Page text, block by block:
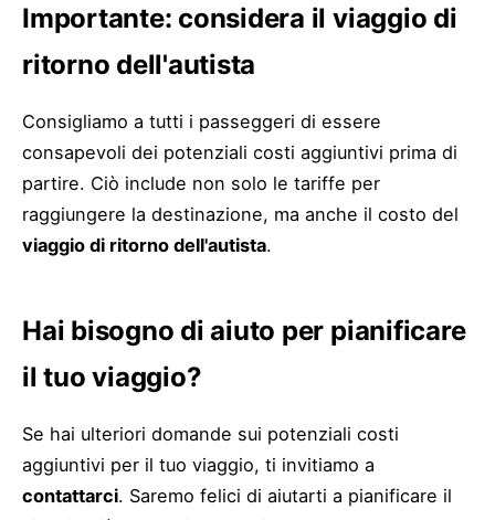
Importante: considera il viaggio di
ritorno dell'autista
Consigliamo a tutti i passeggeri di essere
consapevoli dei potenziali costi aggiuntivi prima di
partire. Ciò include non solo le tariffe per
raggiungere la destinazione, ma anche il costo del
viaggio di ritorno dell'autista.
Hai bisogno di aiuto per pianificare
il tuo viaggio?
Se hai ulteriori domande sui potenziali costi
aggiuntivi per il tuo viaggio, ti invitiamo a
contattarci. Saremo felici di aiutarti a pianificare il